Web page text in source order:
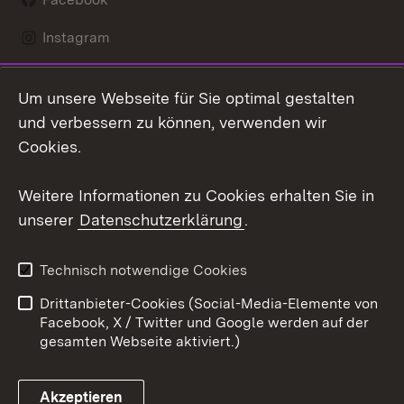
Instagram
Social Wall
Youtube
Kontakt
Datenschutz
Barrierefreiheit
Impressum Cookies
Um unsere Webseite für Sie optimal gestalten
und verbessern zu können, verwenden wir
Cookies.
Weitere Informationen zu Cookies erhalten Sie in
unserer Datenschutzerklärung.
Technisch notwendige Cookies
Drittanbieter-Cookies (Social-Media-Elemente von
Facebook, X / Twitter und Google werden auf der
gesamten Webseite aktiviert.)
Akzeptieren